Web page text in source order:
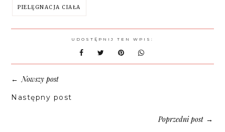
PIELĘGNACJA CIAŁA
UDOSTĘPNIJ TEN WPIS:
←Nowszy post
Następny post
Poprzedni post→